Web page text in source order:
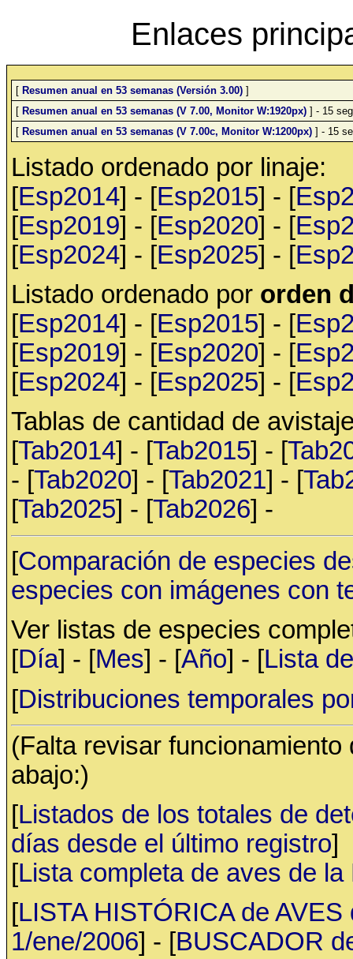
Enlaces
[ Resumen anual en 53 semanas (Versión 3.00) ]
[ Resumen anual en 53 semanas (V 7.00, Monitor W:1920px) ] - 15
[ Resumen anual en 53 semanas (V 7.00c, Monitor W:1200px) ] - 15
Listado ordenado por linaje:
[Esp2014] - [Esp2015] - [
[Esp2019] - [Esp2020] - [
[Esp2024] - [Esp2025] - [
Listado ordenado por orden
[Esp2014] - [Esp2015] - [
[Esp2019] - [Esp2020] - [
[Esp2024] - [Esp2025] - [
Tablas de cantidad de
[Tab2014] - [Tab2015] - [
- [Tab2020] - [Tab2021] - [
[Tab2025] - [Tab2026] -
[Comparación de especies
especies con imágenes con
Ver listas de especies
[Día] - [Mes] - [Año] - [Lista
[Distribuciones temporales
(Falta revisar
abajo:)
[Listados de los totales de
días desde el último registro]
[Lista completa de aves de
[LISTA HISTÓRICA de
1/ene/2006] - [BUSCADOR